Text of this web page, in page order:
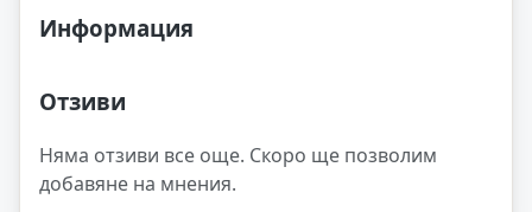
Информация
Отзиви
Няма отзиви все още. Скоро ще позволим
добавяне на мнения.